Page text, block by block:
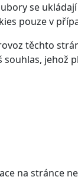
se
pouze v
těchto
jehož
na stránce